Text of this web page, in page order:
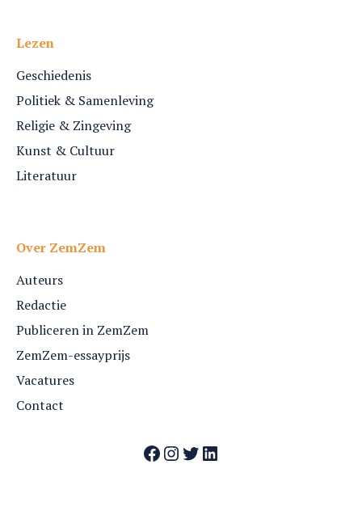
Lezen
Geschiedenis
Politiek & Samenleving
Religie & Zingeving
Kunst & Cultuur
Literatuur
Over ZemZem
Auteurs
Redactie
Publiceren in ZemZem
ZemZem-essayprijs
Vacatures
Contact
Facebook
Instagram
Twitter
LinkedIn